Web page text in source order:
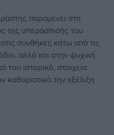
παραμένει στη
της υπεράσπισής του
συνθήκες κάτω από τις
αλλά και στην ψυχική
του ιστορικό, στοιχεία
την εξέλιξη